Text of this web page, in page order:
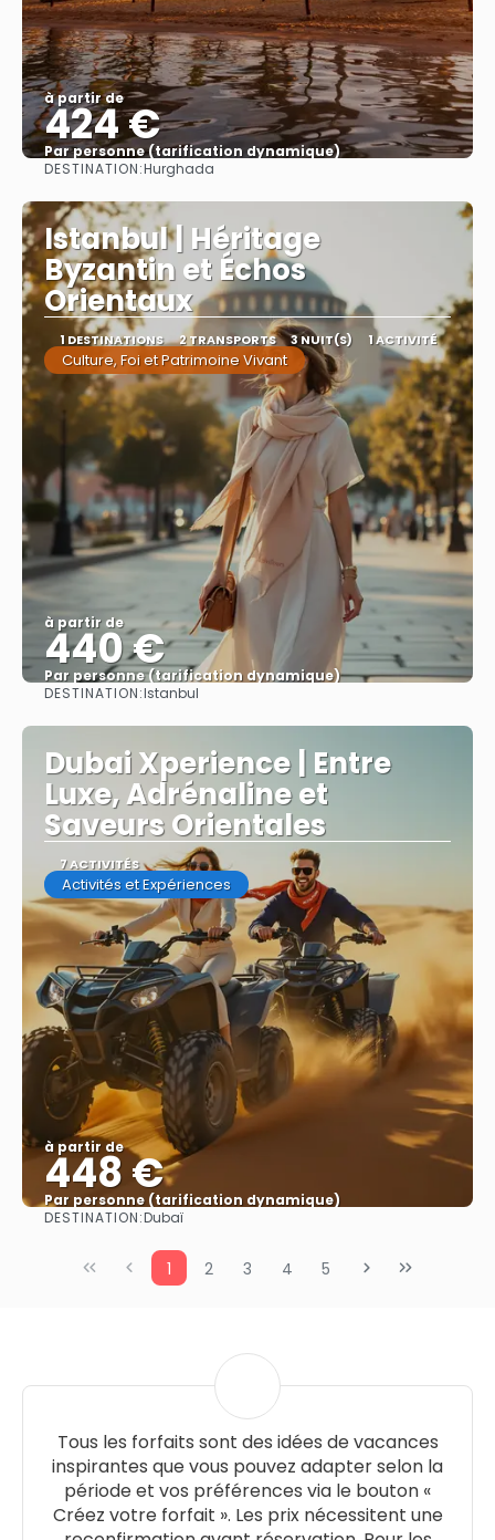
à partir de
424 €
Par personne (tarification dynamique)
DESTINATION:Hurghada
Istanbul | Héritage
Byzantin et Échos
Orientaux
1 DESTINATIONS 2 TRANSPORTS 3 NUIT(S) 1 ACTIVITÉ
Culture, Foi et Patrimoine Vivant
à partir de
440 €
Par personne (tarification dynamique)
DESTINATION:Istanbul
Dubai Xperience | Entre
Luxe, Adrénaline et
Saveurs Orientales
7 ACTIVITÉS
Activités et Expériences
à partir de
448 €
Par personne (tarification dynamique)
DESTINATION:Dubaï
1 2 3 4 5
Tous les forfaits sont des idées de vacances
inspirantes que vous pouvez adapter selon la
période et vos préférences via le bouton «
Créez votre forfait ». Les prix nécessitent une